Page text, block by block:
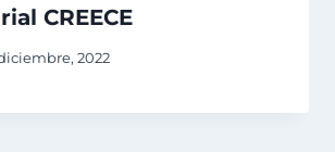
CREECE
2022